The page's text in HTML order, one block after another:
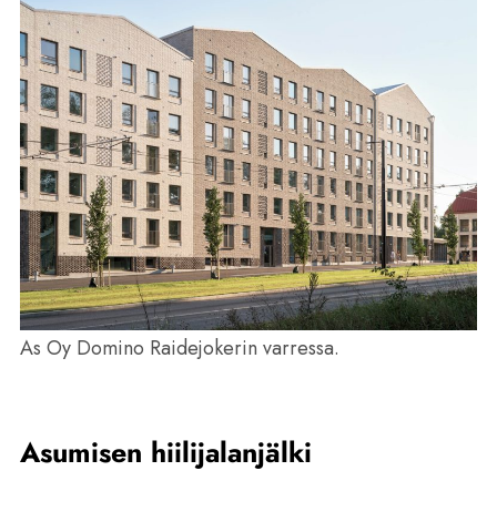
As Oy Domino Raidejokerin varressa.
Asumisen hiilijalanjälki